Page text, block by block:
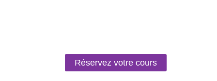
Réservez votre cours